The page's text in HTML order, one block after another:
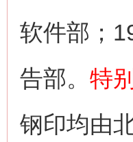
软件部；
告部。 特
钢印均由